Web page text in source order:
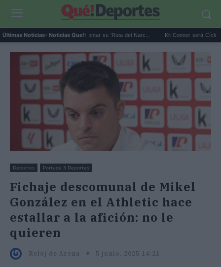
Últimas Noticias- Noticias Que!:
exnarco gallego quiere montar su 'Ruta del Narc... Kit Connor será Cíclope en los
Deportes Portada 3 Deportes
Fichaje descomunal de Mikel
González en el Athletic hace
estallar a la afición: no le
quieren
Reloj de Arena 5 junio, 2025 14:21